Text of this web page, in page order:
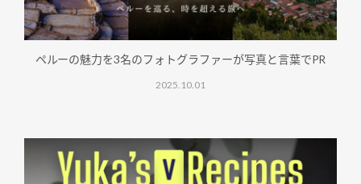
ペルーの魅力を3名のフォトグラファーが写真と言葉でPR
2025.10.01